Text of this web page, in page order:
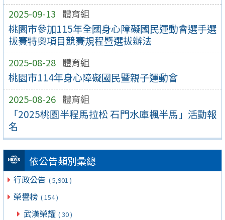
2025-09-13 體育組
桃園市參加115年全國身心障礙國民運動會選手選
拔賽特奧項目競賽規程暨選拔辦法
2025-08-28 體育組
桃園市114年身心障礙國民暨親子運動會
2025-08-26 體育組
「2025桃園半程馬拉松 石門水庫楓半馬」活動報
名
依公告類別彙總
行政公告 ( 5,901 )
榮譽榜 ( 154 )
武漢榮耀 ( 30 )